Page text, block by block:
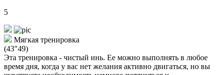
5
Мягкая тренировка
(43"49)
Эта тренировка - чистый инь. Ее можно выполнять в любое
время дня, когда у вас нет желания активно двигаться, но вы